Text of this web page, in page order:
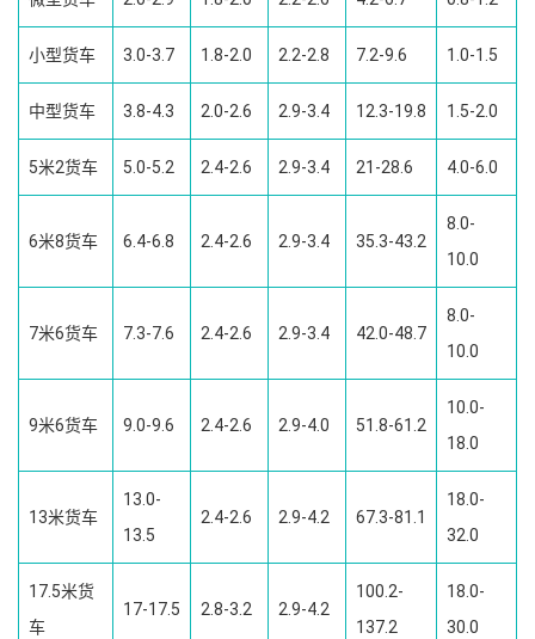
小型货车 3.0-3.7 1.8-2.0 2.2-2.8 7.2-9.6 1.0-1.5
中型货车 3.8-4.3 2.0-2.6 2.9-3.4 12.3-19.8 1.5-2.0
5米2货车 5.0-5.2 2.4-2.6 2.9-3.4 21-28.6 4.0-6.0
6米8货车 6.4-6.8 2.4-2.6 2.9-3.4 35.3-43.2
8.0-
10.0
7米6货车 7.3-7.6 2.4-2.6 2.9-3.4 42.0-48.7
8.0-
10.0
9米6货车 9.0-9.6 2.4-2.6 2.9-4.0 51.8-61.2
10.0-
18.0
13米货车
13.0-
13.5
2.4-2.6 2.9-4.2 67.3-81.1
18.0-
32.0
17.5米货
车
17-17.5 2.8-3.2 2.9-4.2
100.2-
137.2
18.0-
30.0